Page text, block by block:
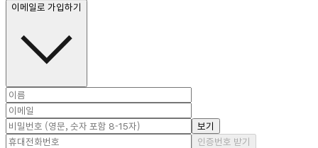
이메일로 가입하기
보기
인증번호 받기